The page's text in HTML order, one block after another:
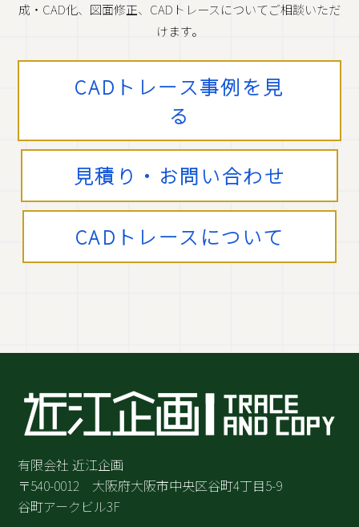
成・CAD化、図面修正、CADトレースについてご相談いただ
けます。
CADトレース事例を見
る
見積り・お問い合わせ
CADトレースについて
有限会社 近江企画
〒540-0012 大阪府大阪市中央区谷町4丁目5-9
谷町アークビル3F